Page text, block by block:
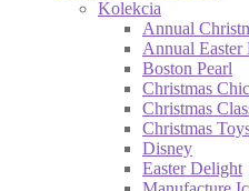
Kolekcia
Annual
Annual Easter
Boston Pearl
Christmas Chic
Christmas
Christmas
Disney
Easter Delight